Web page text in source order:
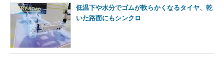
低温下や水分でゴムが軟らかくなるタイヤ、乾
いた路面にもシンクロ